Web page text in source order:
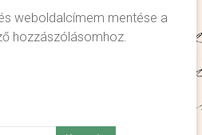
weboldalcímem mentése a
hozzászólásomhoz.